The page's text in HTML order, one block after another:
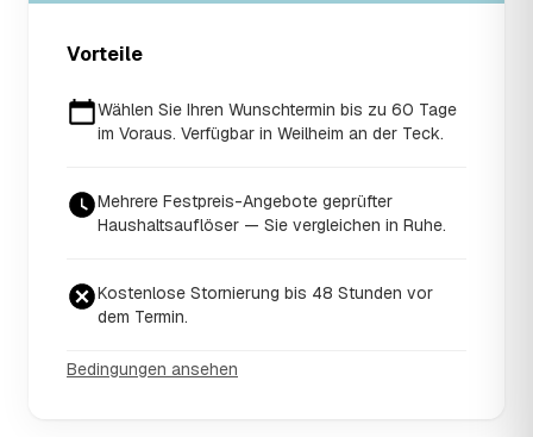
Vorteile
Wählen Sie Ihren Wunschtermin bis zu 60 Tage
im Voraus. Verfügbar in Weilheim an der Teck.
Mehrere Festpreis-Angebote geprüfter
Haushaltsauflöser — Sie vergleichen in Ruhe.
Kostenlose Stornierung bis 48 Stunden vor
dem Termin.
Bedingungen ansehen